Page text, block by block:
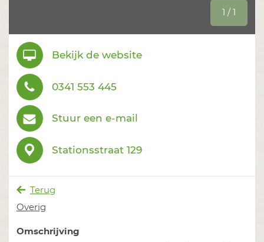
1 / 1
Bekijk de website
0341 553 445
Stuur een e-mail
Stationsstraat 129
Terug
Overig
Omschrijving